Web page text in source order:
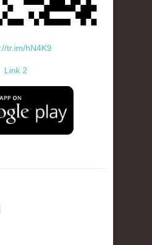
tr.im/hN4K9
Link 2
app-store.png